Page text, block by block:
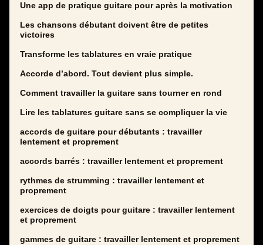
Une app de pratique guitare pour après la motivation
Les chansons débutant doivent être de petites
victoires
Transforme les tablatures en vraie pratique
Accorde d’abord. Tout devient plus simple.
Comment travailler la guitare sans tourner en rond
Lire les tablatures guitare sans se compliquer la vie
accords de guitare pour débutants : travailler
lentement et proprement
accords barrés : travailler lentement et proprement
rythmes de strumming : travailler lentement et
proprement
exercices de doigts pour guitare : travailler lentement
et proprement
gammes de guitare : travailler lentement et proprement